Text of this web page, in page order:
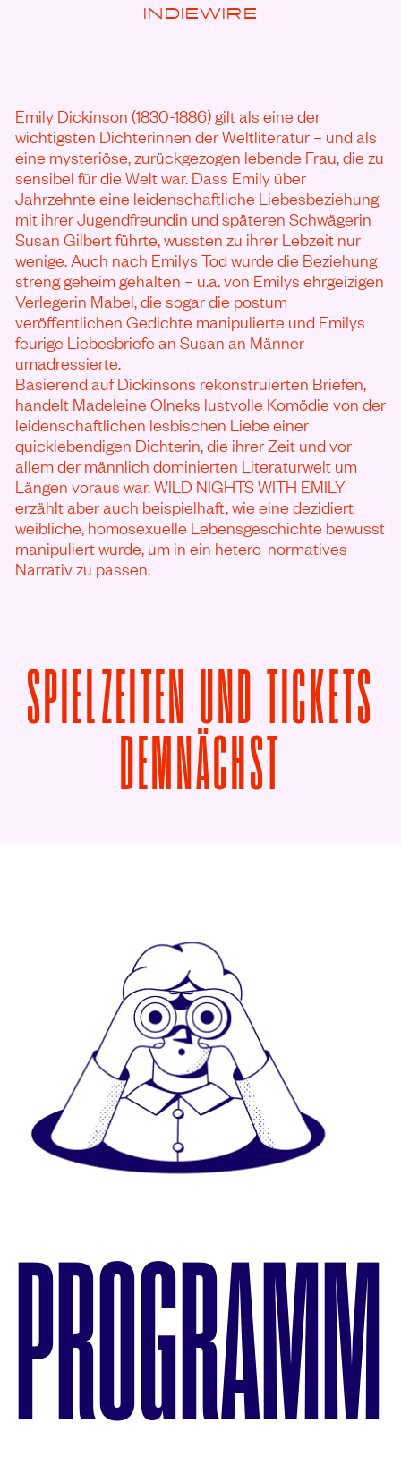
INDIEWIRE
Emily Dickinson (1830-1886) gilt als eine der
wichtigsten Dichterinnen der Weltliteratur – und als
eine mysteriöse, zurückgezogen lebende Frau, die zu
sensibel für die Welt war. Dass Emily über
Jahrzehnte eine leidenschaftliche Liebesbeziehung
mit ihrer Jugendfreundin und späteren Schwägerin
Susan Gilbert führte, wussten zu ihrer Lebzeit nur
wenige. Auch nach Emilys Tod wurde die Beziehung
streng geheim gehalten – u.a. von Emilys ehrgeizigen
Verlegerin Mabel, die sogar die postum
veröffentlichen Gedichte manipulierte und Emilys
feurige Liebesbriefe an Susan an Männer
umadressierte.
Basierend auf Dickinsons rekonstruierten Briefen,
handelt Madeleine Olneks lustvolle Komödie von der
leidenschaftlichen lesbischen Liebe einer
quicklebendigen Dichterin, die ihrer Zeit und vor
allem der männlich dominierten Literaturwelt um
Längen voraus war. WILD NIGHTS WITH EMILY
erzählt aber auch beispielhaft, wie eine dezidiert
weibliche, homosexuelle Lebensgeschichte bewusst
manipuliert wurde, um in ein hetero-normatives
Narrativ zu passen.
SPIELZEITEN UND TICKETS
DEMNÄCHST
PROGRAMM